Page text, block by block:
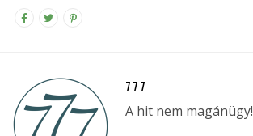
777
A hit nem magánügy!